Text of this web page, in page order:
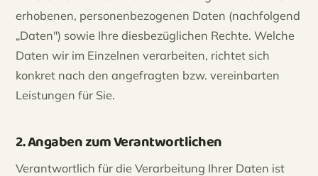
erhobenen, personenbezogenen Daten (nachfolgend
„Daten") sowie Ihre diesbezüglichen Rechte. Welche
Daten wir im Einzelnen verarbeiten, richtet sich
konkret nach den angefragten bzw. vereinbarten
Leistungen für Sie.
2. Angaben zum Verantwortlichen
Verantwortlich für die Verarbeitung Ihrer Daten ist